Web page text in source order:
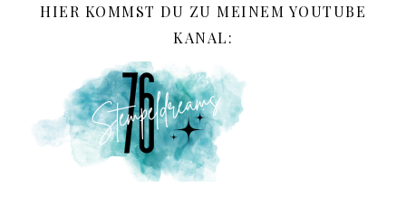
HIER KOMMST DU ZU MEINEM YOUTUBE
KANAL: